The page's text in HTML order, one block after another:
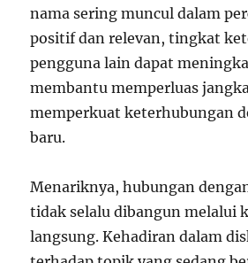
nama sering muncul dalam
positif dan relevan, tingkat
pengguna lain dapat
membantu memperluas
memperkuat keterhubungan
baru.
Menariknya, hubungan
tidak selalu dibangun melalui
langsung. Kehadiran dalam